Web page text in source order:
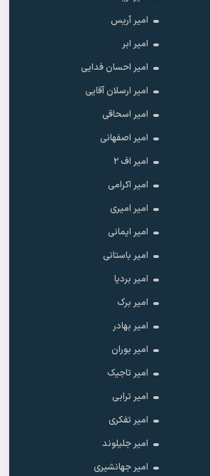
امیر آریس
امیر ابر
امیر احسان فدایی
امیر ارسلان آقایی
امیر اسحاقی
امیر اصفهانی
امیر اف ۲
امیر اکرامی
امیر امیری
امیر ایمانی
امیر باستانی
امیر بردیا
امیر برک
امیر بهادر
امیر بوران
امیر تاجیک
امیر ترابی
امیر تفکری
امیر جلیلوند
امیر جهانشیری